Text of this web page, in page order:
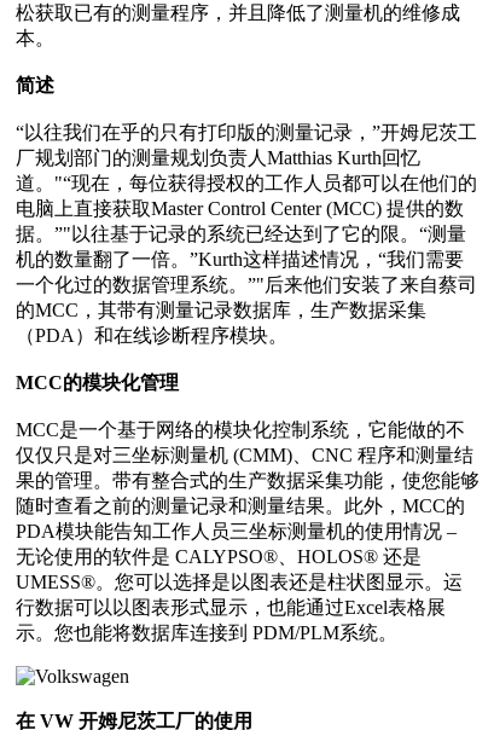
松获取已有的测量程序，并且降低了测量机的维修成
本。
简述
“以往我们在乎的只有打印版的测量记录，”开姆尼茨工
厂规划部门的测量规划负责人Matthias Kurth回忆
道。"“现在，每位获得授权的工作人员都可以在他们的
电脑上直接获取Master Control Center (MCC) 提供的数
据。”"以往基于记录的系统已经达到了它的限。“测量
机的数量翻了一倍。”Kurth这样描述情况，“我们需要
一个化过的数据管理系统。”"后来他们安装了来自蔡司
的MCC，其带有测量记录数据库，生产数据采集
（PDA）和在线诊断程序模块。
MCC的模块化管理
MCC是一个基于网络的模块化控制系统，它能做的不
仅仅只是对三坐标测量机 (CMM)、CNC 程序和测量结
果的管理。带有整合式的生产数据采集功能，使您能够
随时查看之前的测量记录和测量结果。此外，MCC的
PDA模块能告知工作人员三坐标测量机的使用情况 –
无论使用的软件是 CALYPSO®、HOLOS® 还是
UMESS®。您可以选择是以图表还是柱状图显示。运
行数据可以以图表形式显示，也能通过Excel表格展
示。您也能将数据库连接到 PDM/PLM系统。
在 VW 开姆尼茨工厂的使用